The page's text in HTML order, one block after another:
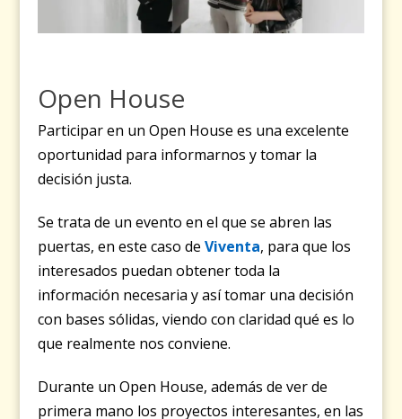
Open House
Participar en un Open House es una excelente
oportunidad para informarnos y tomar la
decisión justa.
Se trata de un evento en el que se abren las
puertas, en este caso deViventa, para que los
interesados puedan obtener toda la
información necesaria y así tomar una decisión
con bases sólidas, viendo con claridad qué es lo
que realmente nos conviene.
Durante un Open House, además de ver de
primera mano los proyectos interesantes, en las